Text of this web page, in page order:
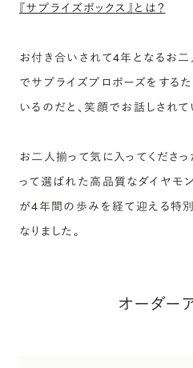
『サプライズボックス』とは？
お付き合いされて4年となるお
でサプライズプロポーズをする
いるのだと、笑顔でお話しされて
お二人揃って気に入ってくださ
って選ばれた高品質なダイヤモ
が4年間の歩みを経て迎える特
なりました。
オーダー